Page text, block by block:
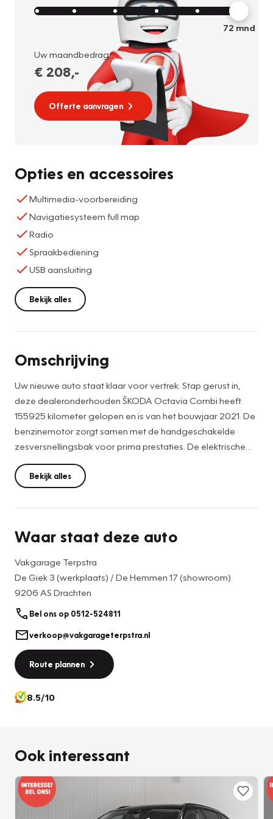
72 mnd
Uw maandbedrag:
€ 208,-
Offerte aanvragen
Opties en accessoires
Multimedia-voorbereiding
Navigatiesysteem full map
Radio
Spraakbediening
USB aansluiting
Bekijk alles
Omschrijving
Uw nieuwe auto staat klaar voor vertrek. Stap gerust in,
deze dealeronderhouden ŠKODA Octavia Combi heeft
155925 kilometer gelopen en is van het bouwjaar 2021. De
benzinemotor zorgt samen met de handgeschakelde
zesversnellingsbak voor prima prestaties. De elektrische
achterklep opent met een druk op de knop, zodat u
gemakkelijk toegang heeft tot de bagageruimte. Verder is
de ŠKODA uitgerust met: 16 inch lichtmetalen velgen, LED
verstelbare lendensteunen.
Overzicht, informatie en functionaliteit: dat biedt het
digitale dashboard. Mocht zich een probleem voordoen,
dan krijgt u via remote services op uw smartphone te zien
wat er precies aan de hand is, waar u ook bent. Het full map
navigatiesysteem en het audiosysteem (met DAB-
gesproken commando's. Onderweg uw smartphone
opladen zonder gedoe met stekkers en kabels? Dat kan,
met de draadloze oplaadmogelijkheid voor telefoons.
Dankzij automatische airconditioning is het interieur
regensensor, cruise control, automatisch dimmende
De nieuwste veiligheidssystemen komen in deze ŠKODA
Octavia Combi samen. Indien u onbedoeld de rijstrook lijkt
Bekijk alles
Waar staat deze auto
Vakgarage Terpstra
De Giek 3 (werkplaats) / De Hemmen 17 (showroom)
9206 AS Drachten
Bel ons op 0512-524811
verkoop@vakgarageterpstra.nl
Route plannen
8.5/10
Ook interessant